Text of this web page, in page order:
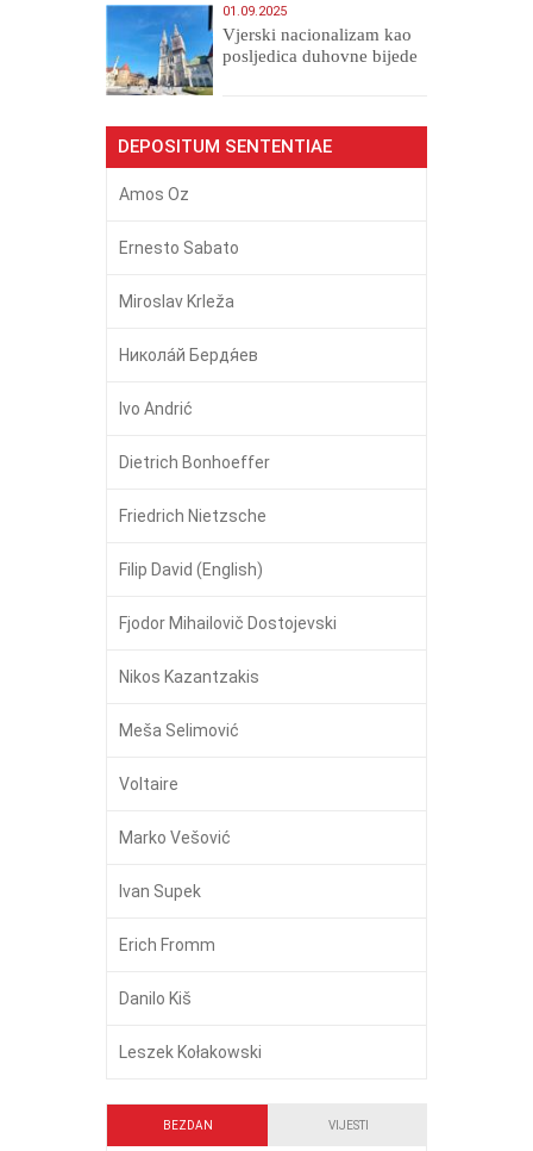
01.09.2025
​Vjerski nacionalizam kao
posljedica duhovne bijede
DEPOSITUM SENTENTIAE
Amos Oz
Ernesto Sabato
Miroslav Krleža
Никола́й Бердя́ев
Ivo Andrić
Dietrich Bonhoeffer
Friedrich Nietzsche
Filip David (English)
Fjodor Mihailovič Dostojevski
Nikos Kazantzakis
Meša Selimović
Voltaire
Marko Vešović
Ivan Supek
Erich Fromm
Danilo Kiš
Leszek Kołakowski
BEZDAN VIJESTI